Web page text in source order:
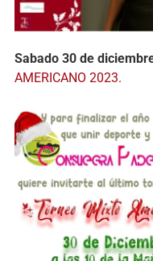
Sabado 30 de
AMERICANO 2023.